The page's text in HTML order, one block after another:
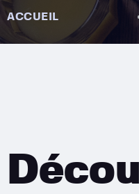
ACCUEIL